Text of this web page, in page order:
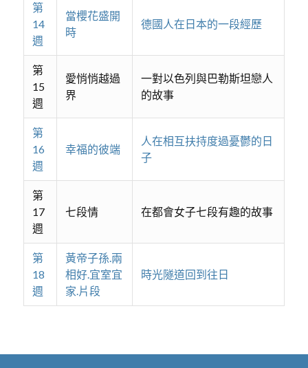
第
14
週
當櫻花盛開
時
德國人在日本的一段經歷
第
15
週
愛悄悄越過
界
一對以色列與巴勒斯坦戀人
的故事
第
16
週
幸福的彼端
人在相互扶持度過憂鬱的日
子
第
17
週
七段情 在都會女子七段有趣的故事
第
18
週
黃帝子孫.兩
相好.宜室宜
家.片段
時光隧道回到往日